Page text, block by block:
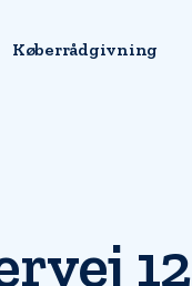
Køberrådgivning
12